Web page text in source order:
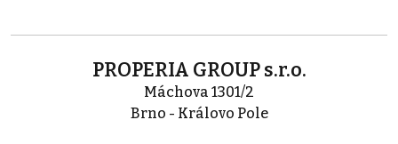
PROPERIA GROUP s.r.o.
Máchova 1301/2
Brno - Královo Pole